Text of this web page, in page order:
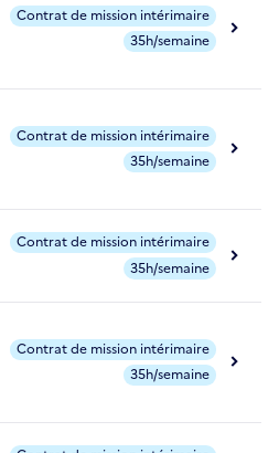
Contrat de mission intérimaire
35h/semaine
Contrat de mission intérimaire
35h/semaine
Contrat de mission intérimaire
35h/semaine
Contrat de mission intérimaire
35h/semaine